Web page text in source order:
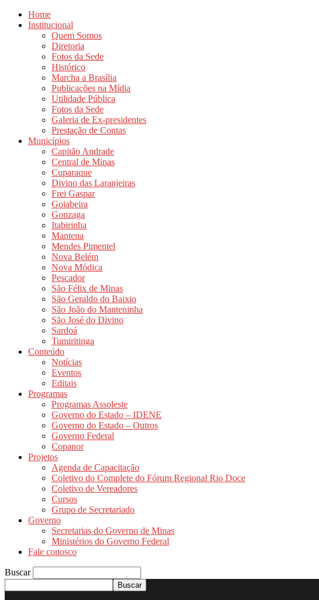
Home
Institucional
Quem Somos
Diretoria
Fotos da Sede
Histórico
Marcha a Brasília
Publicações na Mídia
Utilidade Pública
Fotos da Sede
Galeria de Ex-presidentes
Prestação de Contas
Municípios
Capitão Andrade
Central de Minas
Cuparaque
Divino das Laranjeiras
Frei Gaspar
Goiabeira
Gonzaga
Itabirinha
Mantena
Mendes Pimentel
Nova Belém
Nova Módica
Pescador
São Félix de Minas
São Geraldo do Baixio
São João do Manteninha
São José do Divino
Sardoá
Tumiritinga
Conteúdo
Notícias
Eventos
Editais
Programas
Programas Assoleste
Governo do Estado – IDENE
Governo do Estado – Outros
Governo Federal
Copanor
Projetos
Agenda de Capacitação
Coletivo do Complete do Fórum Regional Rio Doce
Coletivo de Vereadores
Cursos
Grupo de Secretariado
Governo
Secretarias do Governo de Minas
Ministérios do Governo Federal
Fale conosco
Buscar